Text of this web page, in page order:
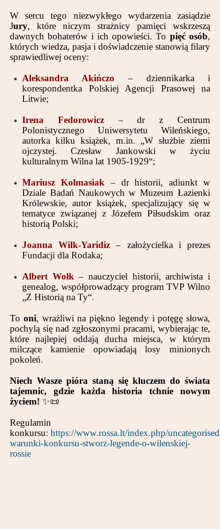
W sercu tego niezwykłego wydarzenia zasiądzie
Jury, które niczym strażnicy pamięci wskrzeszą
dawnych bohaterów i ich opowieści. To pięć osób,
których wiedza, pasja i doświadczenie stanowią filary
sprawiedliwej oceny:
Aleksandra Akińczo – dziennikarka i
korespondentka Polskiej Agencji Prasowej na
Litwie;
Irena Fedorowicz
– dr z Centrum
Polonistycznego Uniwersytetu Wileńskiego,
autorka kilku książek, m.in. „W służbie ziemi
ojczystej. Czesław Jankowski w życiu
kulturalnym Wilna lat 1905-1929“;
Mariusz Kolmasiak – dr historii, adiunkt w
Dziale Badań Naukowych w Muzeum Łazienki
Królewskie, autor książek, specjalizujący się w
tematyce związanej z Józefem Piłsudskim oraz
historią Polski;
Joanna Wilk-Yaridiz – założycielka i prezes
Fundacji dla Rodaka;
Albert Wołk – nauczyciel historii, archiwista i
genealog, współprowadzący program TVP Wilno
„Z Historią na Ty“.
To oni, wrażliwi na piękno legendy i potęgę słowa,
pochylą się nad zgłoszonymi pracami, wybierając te,
które najlepiej oddają ducha miejsca, w którym
milczące kamienie opowiadają losy minionych
pokoleń.
Niech Wasze pióra staną się kluczem do świata
tajemnic, gdzie każda historia tchnie nowym
życiem! ✨📜
Regulamin
konkursu: https://www.rossa.lt/index.php/
warunki-konkursu-stworz-legende-o-wilenskiej-
rossie